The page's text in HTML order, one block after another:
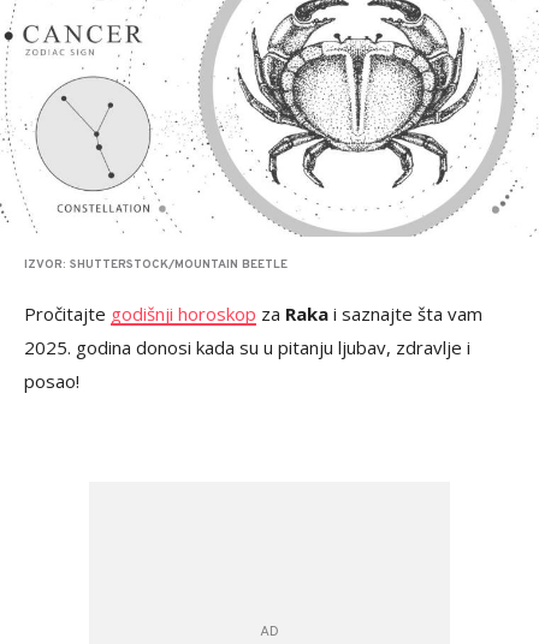
IZVOR: SHUTTERSTOCK/MOUNTAIN BEETLE
Pročitajte godišnji horoskop za Raka i saznajte šta vam
2025. godina donosi kada su u pitanju ljubav, zdravlje i
posao!